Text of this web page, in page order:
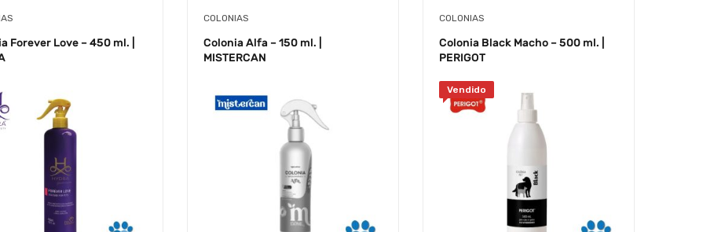
Forever Love – 450 ml. |
COLONIAS
Colonia Alfa – 150 ml. |
MISTERCAN
COLONIAS
Colonia Black Macho – 500 ml. |
PERIGOT
Vendido